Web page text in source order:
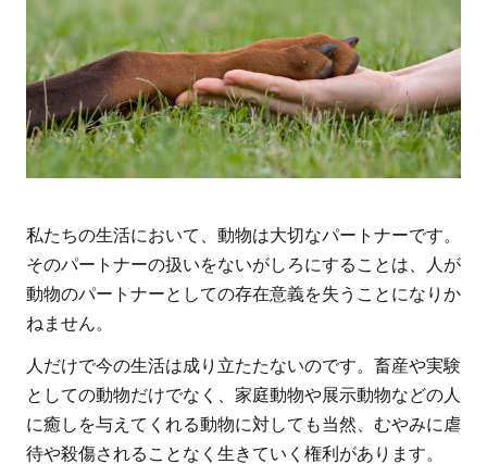
私たちの生活において、動物は大切なパートナーです。
そのパートナーの扱いをないがしろにすることは、人が
動物のパートナーとしての存在意義を失うことになりか
ねません。
人だけで今の生活は成り立たたないのです。畜産や実験
としての動物だけでなく、家庭動物や展示動物などの人
に癒しを与えてくれる動物に対しても当然、むやみに虐
待や殺傷されることなく生きていく権利があります。